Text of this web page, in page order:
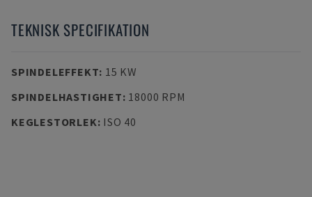
TEKNISK SPECIFIKATION
SPINDELEFFEKT: 15 KW
SPINDELHASTIGHET: 18000 RPM
KEGLESTORLEK: ISO 40